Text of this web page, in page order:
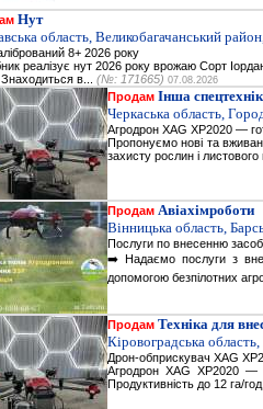
Нут
область, Великобагачанський
8+ 2026 року
реалізує нут 2026 року врожаю Сорт
в... (№: 171665) 07.08.2026
Продам Інша
Черкаська область,
Агродрон XAG XP2020 —
Пропонуємо нові та
захисту рослин і
Продам Авіахімроботи
Вінницька область,
Послуги по внесенню
➡️ Надаємо послуги з
допомогою безпілотних
Продам Техніка для
Кіровоградська
Дрон-обприскувач XAG
Агродрон XAG XP2020 —
Продуктивність до 12 га/